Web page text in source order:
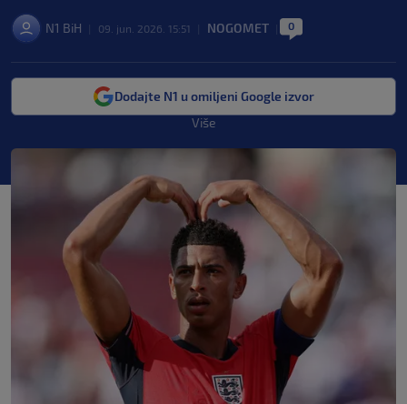
N1 BiH 09. jun. 2026. 15:51 NOGOMET 0
Dodajte N1 u omiljeni Google izvor
Više